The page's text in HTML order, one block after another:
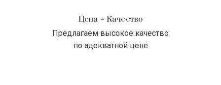
Цена = Качество
Предлагаем высокое качество
по адекватной цене